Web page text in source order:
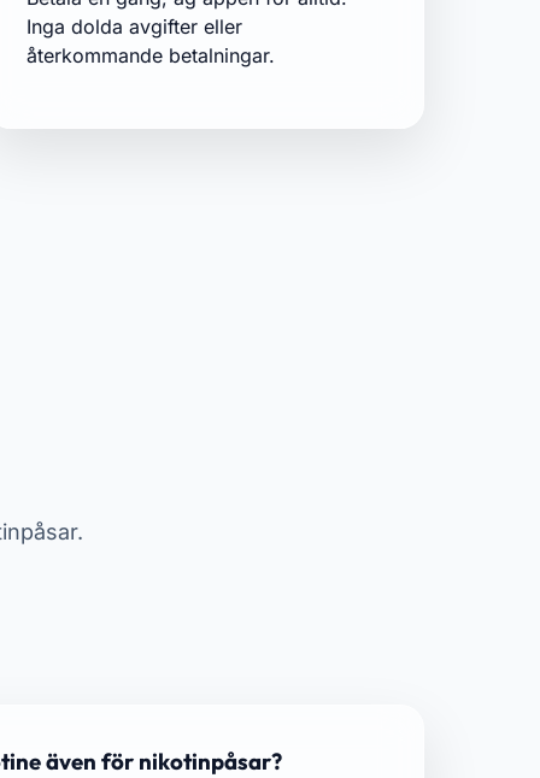
Inga dolda avgifter eller
återkommande betalningar.
även för nikotinpåsar?